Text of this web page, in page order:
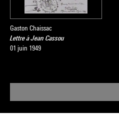
Gaston Chaissac
Lettre à Jean Cassou
01 juin 1949